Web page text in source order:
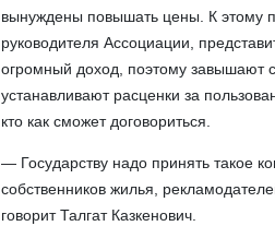
вынуждены повышать цены. К этому
руководителя Ассоциации,
огромный доход, поэтому завышают
устанавливают расценки за
кто как сможет договориться.
— Государству надо принять такое
собственников жилья,
говорит Талгат Казкенович.